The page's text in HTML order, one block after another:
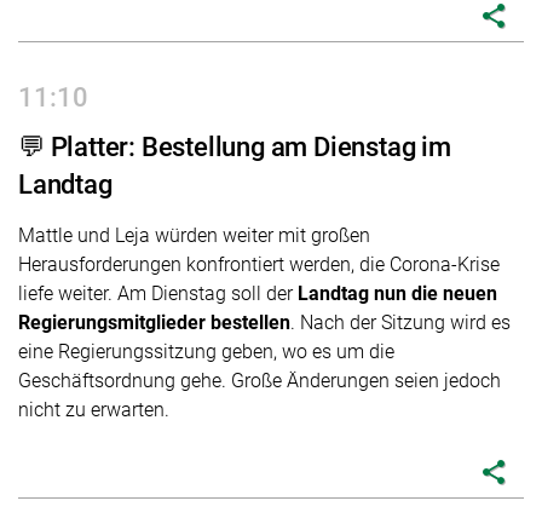
share
11:10
💬 Platter: Bestellung am Dienstag im
Landtag
Mattle und Leja würden weiter mit großen
Herausforderungen konfrontiert werden, die Corona-Krise
liefe weiter. Am Dienstag soll der Landtag nun die neuen
Regierungsmitglieder bestellen. Nach der Sitzung wird es
eine Regierungssitzung geben, wo es um die
Geschäftsordnung gehe. Große Änderungen seien jedoch
nicht zu erwarten.
share